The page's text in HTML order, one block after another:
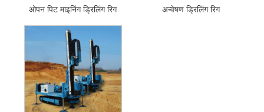
ओपन पिट माइनिंग ड्रिलिंग रिग अन्वेषण ड्रिलिंग रिग